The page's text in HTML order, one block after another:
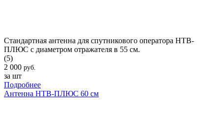
Стандартная антенна для спутникового оператора НТВ-
ПЛЮС с диаметром отражателя в 55 см.
(5)
2 000 руб.
за шт
Подробнее
Антенна НТВ-ПЛЮС 60 см